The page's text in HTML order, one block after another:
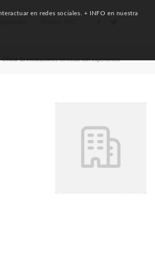
Oficial 1a Instalaciones térmicas con experiencia
en redes sociales. + INFO en nuestra